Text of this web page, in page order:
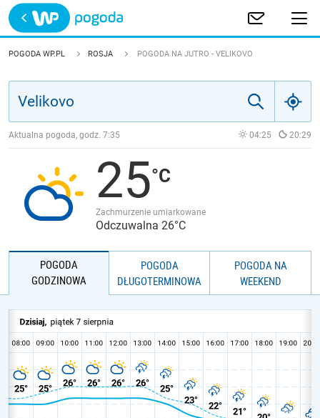
Trwa ładowanie
POLSKA
JAKOŚĆ POWIETRZA
POGODA WP.PL ROSJA POGODA NA JUTRO - VELIKOVO
Aktualna pogoda, godz. 7:35 04:25 20:29
25
Zachmurzenie umiarkowane
Odczuwalna 26°C
POGODA
GODZINOWA
POGODA
DŁUGOTERMINOWA
POGODA NA
WEEKEND